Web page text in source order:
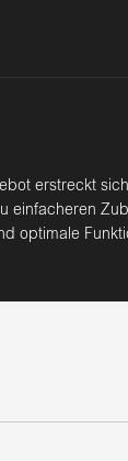
erstreckt
optimale